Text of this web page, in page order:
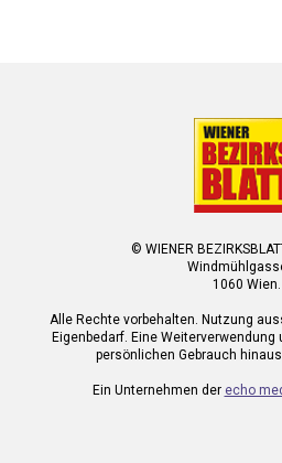
© WIENER
1060 Wien.
Alle Rechte vorbehalten. Nutzung
Eigenbedarf. Eine Weiterverwendung
persönlichen Gebrauch
Ein Unternehmen der echo